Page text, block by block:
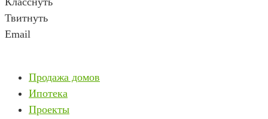
Твитнуть
Email
Продажа домов
Ипотека
Проекты